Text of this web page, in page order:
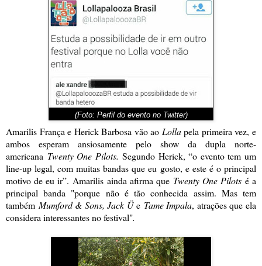
(Foto: Perfil do evento no Twitter)
Amarilis França e Herick Barbosa vão ao Lollapela primeira vez, e
ambos esperam ansiosamente pelo show da dupla norte-
americana Twenty One Pilots. Segundo Herick, “o evento tem um
line-up legal, com muitas bandas que eu gosto, e este é o principal
motivo de eu ir”. Amarilis ainda afirma que Twenty One Pilots é a
principal banda "porque não é tão conhecida assim. Mas tem
também Mumford & Sons, Jack Ü e Tame Impala, atrações que ela
considera interessantes no festival".